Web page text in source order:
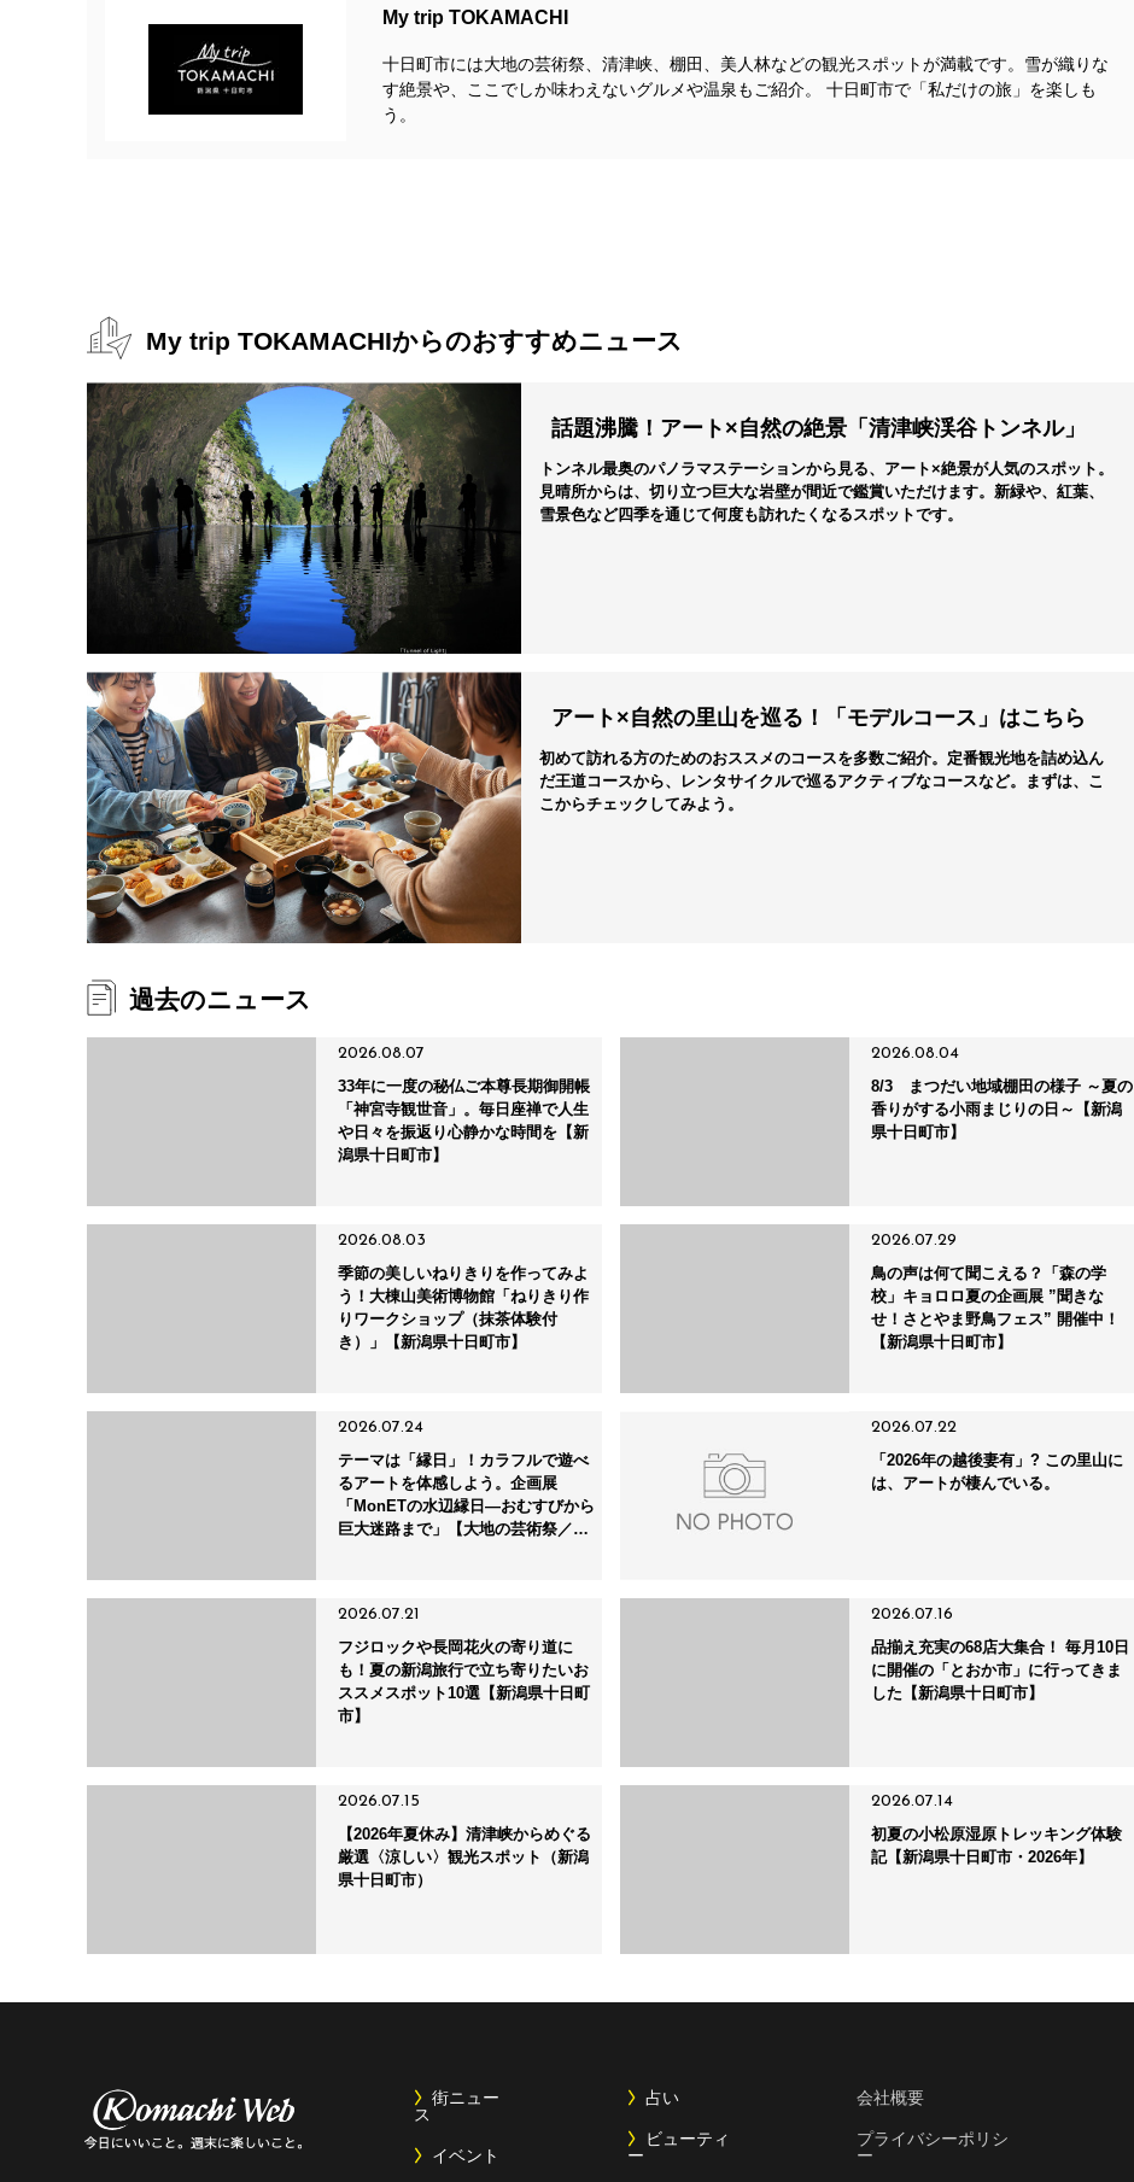
越後妻有文化ホール「段十ろう」の多目的スペースではキルトの広場を開催し、日替わりでワークショップやハギレ・小物の販売などを行
います。鑑賞したら自分でも手を動かしたくなった！ なんて方にもぴったり。リサイクル着物やハギレなど、ご自分の趣味に活かせる素
材も見つけられるかもしれません。
③街歩きと一緒に楽しめる
わっかふぇ
※画像をクリックするとパンフレットの詳細をご覧いただけます。
My trip TOKAMACHI
十日町市には大地の芸術祭、清津峡、棚田、美人林などの観光スポットが満載です。雪が織りな
す絶景や、ここでしか味わえないグルメや温泉もご紹介。 十日町市で「私だけの旅」を楽しも
う。
My trip TOKAMACHIからのおすすめニュース
話題沸騰！アート×自然の絶景「清津峡渓谷トンネル」
トンネル最奥のパノラマステーションから見る、アート×絶景が人気のスポット。
見晴所からは、切り立つ巨大な岩壁が間近で鑑賞いただけます。新緑や、紅葉、
雪景色など四季を通じて何度も訪れたくなるスポットです。
アート×自然の里山を巡る！「モデルコース」はこちら
初めて訪れる方のためのおススメのコースを多数ご紹介。定番観光地を詰め込ん
だ王道コースから、レンタサイクルで巡るアクティブなコースなど。まずは、こ
こからチェックしてみよう。
過去のニュース
2026.08.07
33年に一度の秘仏ご本尊長期御開帳
「神宮寺観世音」。毎日座禅で人生
や日々を振返り心静かな時間を【新
潟県十日町市】
2026.08.04
8/3 まつだい地域棚田の様子 ～夏の
香りがする小雨まじりの日～【新潟
県十日町市】
2026.08.03
季節の美しいねりきりを作ってみよ
う！大棟山美術博物館「ねりきり作
りワークショップ（抹茶体験付
き）」【新潟県十日町市】
2026.07.29
鳥の声は何て聞こえる？「森の学
校」キョロロ夏の企画展 ”聞きな
せ！さとやま野鳥フェス” 開催中！
【新潟県十日町市】
2026.07.24
テーマは「縁日」！カラフルで遊べ
るアートを体感しよう。企画展
「MonETの水辺縁日―おむすびから
巨大迷路まで」【大地の芸術祭／新
2026.07.22
「2026年の越後妻有」? この里山に
は、アートが棲んでいる。
2026.07.21
フジロックや長岡花火の寄り道に
も！夏の新潟旅行で立ち寄りたいお
ススメスポット10選【新潟県十日町
市】
2026.07.16
品揃え充実の68店大集合！ 毎月10日
に開催の「とおか市」に行ってきま
した【新潟県十日町市】
2026.07.15
【2026年夏休み】清津峡からめぐる
厳選〈涼しい〉観光スポット（新潟
県十日町市）
2026.07.14
初夏の小松原湿原トレッキング体験
記【新潟県十日町市・2026年】
街ニュー
ス
イベント
占い
ビューティ
ー
会社概要
プライバシーポリシ
ー